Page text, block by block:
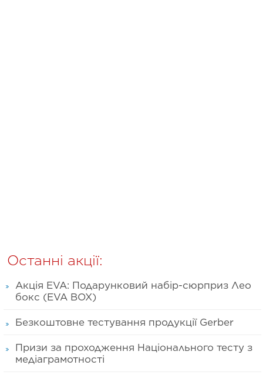
Останні акції:
Акція EVA: Подарунковий набір-сюрприз Лео
бокс (EVA BOX)
Безкоштовне тестування продукції Gerber
Призи за проходження Національного тесту з
медіаграмотності